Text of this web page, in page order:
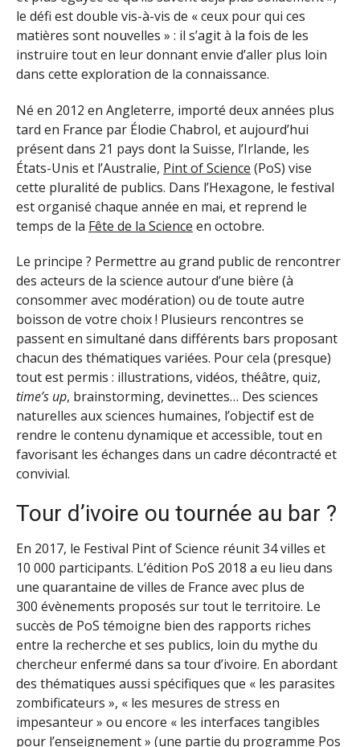
le défi est double vis-à-vis de « ceux pour qui ces
matières sont nouvelles » : il s’agit à la fois de les
instruire tout en leur donnant envie d’aller plus loin
dans cette exploration de la connaissance.
Né en 2012 en Angleterre, importé deux années plus
tard en France par Élodie Chabrol, et aujourd’hui
présent dans 21 pays dont la Suisse, l’Irlande, les
États-Unis et l’Australie, Pint of Science (PoS) vise
cette pluralité de publics. Dans l’Hexagone, le festival
est organisé chaque année en mai, et reprend le
temps de la Fête de la Science en octobre.
Le principe ? Permettre au grand public de rencontrer
des acteurs de la science autour d’une bière (à
consommer avec modération) ou de toute autre
boisson de votre choix ! Plusieurs rencontres se
passent en simultané dans différents bars proposant
chacun des thématiques variées. Pour cela (presque)
tout est permis : illustrations, vidéos, théâtre, quiz,
time’s up, brainstorming, devinettes… Des sciences
naturelles aux sciences humaines, l’objectif est de
rendre le contenu dynamique et accessible, tout en
favorisant les échanges dans un cadre décontracté et
convivial.
Tour d’ivoire ou tournée au bar ?
En 2017, le Festival Pint of Science réunit 34 villes et
10 000 participants. L’édition PoS 2018 a eu lieu dans
une quarantaine de villes de France avec plus de
300 évènements proposés sur tout le territoire. Le
succès de PoS témoigne bien des rapports riches
entre la recherche et ses publics, loin du mythe du
chercheur enfermé dans sa tour d’ivoire. En abordant
des thématiques aussi spécifiques que « les parasites
zombificateurs », « les mesures de stress en
impesanteur » ou encore « les interfaces tangibles
pour l’enseignement » (une partie du programme Pos